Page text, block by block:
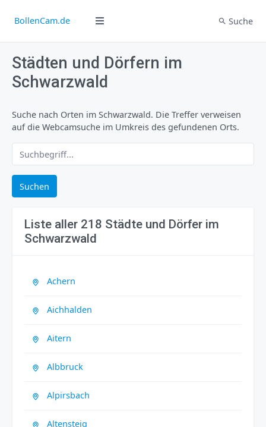
BollenCam.de Suche
Städten und Dörfern im
Schwarzwald
Suche nach Orten im Schwarzwald. Die Treffer verweisen
auf die Webcamsuche im Umkreis des gefundenen Orts.
Suchen
Liste aller 218 Städte und Dörfer im
Schwarzwald
Achern
Aichhalden
Aitern
Albbruck
Alpirsbach
Altensteig